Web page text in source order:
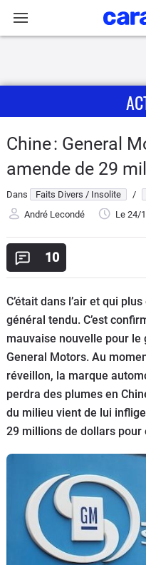
Actu
Essais
Guide
Electriques
Utilitaires
Flottes
Auto
Services
Forum
Marques
Chine : General
amende de 29
Dans Faits Divers / Insolite /
André Lecondé
Le 24/
10
C’était dans l’air et qui
général tendu. C’est
mauvaise nouvelle pour
General Motors. Au
réveillon, la marque
perdra des plumes en
du milieu vient de lui
29 millions de dollars pour